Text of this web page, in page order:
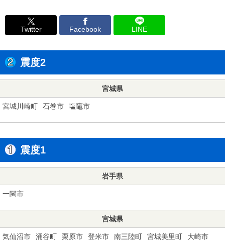
Twitter Facebook LINE
震度2
宮城県
宮城川崎町 石巻市 塩竈市
震度1
岩手県
一関市
宮城県
気仙沼市 涌谷町 栗原市 登米市 南三陸町 宮城美里町
大崎市